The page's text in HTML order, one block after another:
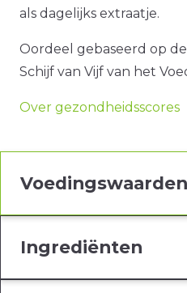
als dagelijks extraatje.
Oordeel gebaseerd op
Schijf van Vijf van het
Over gezondheidsscores
Voedingswaarden
Ingrediënten